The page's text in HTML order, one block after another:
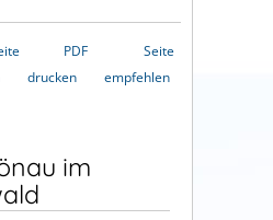
PDF
drucken
Seite
empfehlen
im